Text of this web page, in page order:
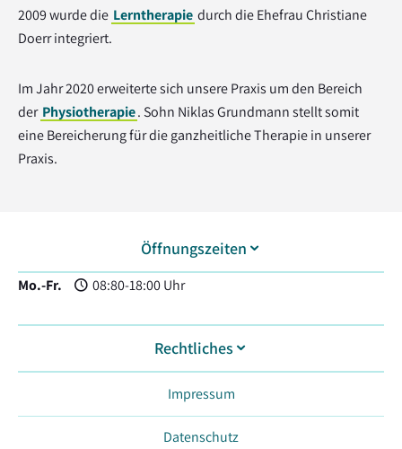
2009 wurde die Lerntherapie durch die Ehefrau Christiane
Doerr integriert.
Im Jahr 2020 erweiterte sich unsere Praxis um den Bereich
der Physiotherapie. Sohn Niklas Grundmann stellt somit
eine Bereicherung für die ganzheitliche Therapie in unserer
Praxis.
Öffnungszeiten
Mo.-Fr. 08:80-18:00 Uhr
Rechtliches
Impressum
Datenschutz